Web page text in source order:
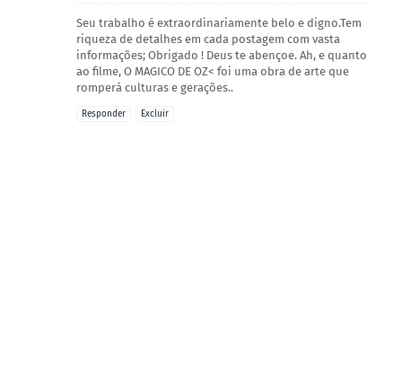
Seu trabalho é extraordinariamente belo e digno.Tem
riqueza de detalhes em cada postagem com vasta
informações; Obrigado ! Deus te abençoe. Ah, e quanto
ao filme, O MAGICO DE OZ< foi uma obra de arte que
romperá culturas e gerações..
Responder Excluir